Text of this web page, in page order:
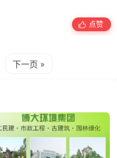
点赞
下一页 »